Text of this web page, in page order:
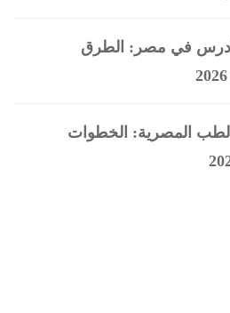
في مصر: الطرق
المصرية: الخطوات